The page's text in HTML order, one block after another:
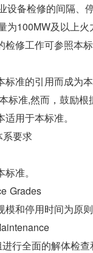
设备检修的间隔、
为100MW及以上
修工作可参照本标
标准的引用而成为
标准,然而，鼓励
用于本标准。
要求
准。
Grades
和停用时间为原
行全面的解体检查